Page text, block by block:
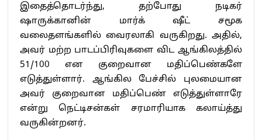
இதைத்தொடர்ந்து, தற்போது நடிகர்
ஷாருக்கானின் மார்க் ஷீட் சமூக
வலைதளங்களில் வைரலாகி வருகிறது. அதில்,
அவர் மற்ற பாடப்பிரிவுகளை விட ஆங்கிலத்தில்
51/100 என குறைவான மதிப்பெண்களே
எடுத்துள்ளார். ஆங்கில பேச்சில் புலமையான
அவர் குறைவான மதிப்பெண் எடுத்துள்ளாரே
என்று நெட்டிசன்கள் சரமாரியாக கலாய்த்து
வருகின்றனர்.